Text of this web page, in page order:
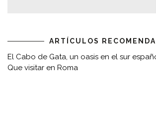
ARTÍCULOS
El Cabo de Gata, un oasis en el sur
Que visitar en Roma